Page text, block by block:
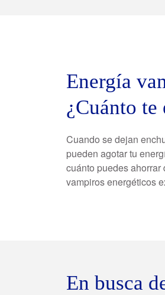
Energía
¿Cuánto te
Cuando se dejan
pueden agotar tu
cuánto puedes
vampiros energéticos
En busca